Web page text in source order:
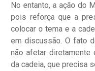
No entanto, a ação do
pois reforça que a
colocar o tema e a
em discussão. O fato
não afetar diretamente
da cadeia, que precisa